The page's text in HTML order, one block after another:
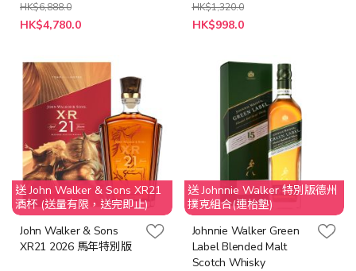
HK$6,888.0
特
殊
HK$4,780.0
HK$1,320.0
特
殊
HK$998.0
送 John Walker & Sons XR21
酒杯 (送量有限，送完即止)
John Walker & Sons
XR21 2026 馬年特別版
送 Johnnie Walker 特別版德州
撲克組合(連枱墊)
Johnnie Walker Green
Label Blended Malt
Scotch Whisky